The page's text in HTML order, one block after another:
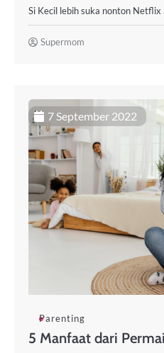
Si Kecil lebih suka nonton
Supermom
7 September 2022
Parenting
5 Manfaat dari